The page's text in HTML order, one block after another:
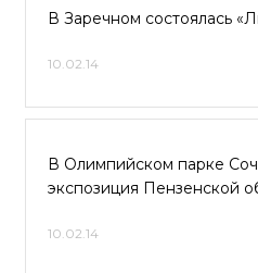
В Заречном состоялась
10.02.14
В Олимпийском парке
экспозиция Пензенской
10.02.14